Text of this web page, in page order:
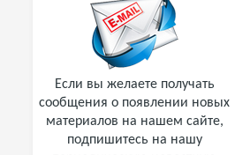
Если вы желаете получать
сообщения о появлении новых
материалов на нашем сайте,
подпишитесь на нашу